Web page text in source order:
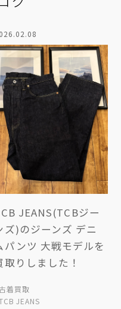
JEANS(TCBジー
ズ)のジーンズ デニ
パンツ 大戦モデルを
取りしました！
着買取
JEANS